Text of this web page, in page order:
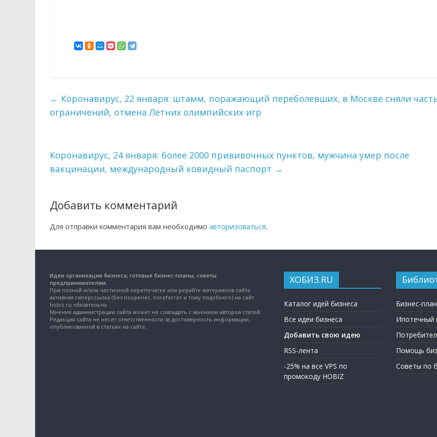
← Коронавирус, 22 января: штамм, поражающий переболевших, в Москве сняли
ограничений, отмена Летних олимпийских игр
Коронавирус, 24 января: более 2000 прививочных пунктов, мужчина умер после
вакцинации, международный ковидный паспорт →
Добавить комментарий
Для отправки комментария вам необходимо авторизоваться.
Идеи организации бизнеса, готовые бизнес-планы, советы
предпринимателям.
При полной и/или частичной перепечатке или рерайте материалов сайта
активная гиперссылка (без noopener, noreferrer и тому подобного) на сайт
hobiz.ru обязательна.
Мнение администрации сайта может не совпадать с мнением авторов статей.
Редакция сайта не несет ответственности за достоверность информации,
опубликованной в статьях на сайте.
ХОБИЗ.RU
Каталог идей бизнеса
Все идеи бизнеса
Добавить свою идею
RSS-лента
-25% на все VPS по
промокоду HOBIZ
Бизнес-
Ипотечный
Помощь
Советы по